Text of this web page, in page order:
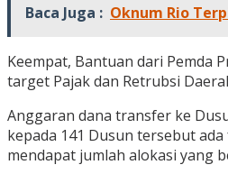
Baca Juga : Oknum Rio
Keempat, Bantuan dari Pemda
target Pajak dan Retrubsi
Anggaran dana transfer ke
kepada 141 Dusun tersebut
mendapat jumlah alokasi yang